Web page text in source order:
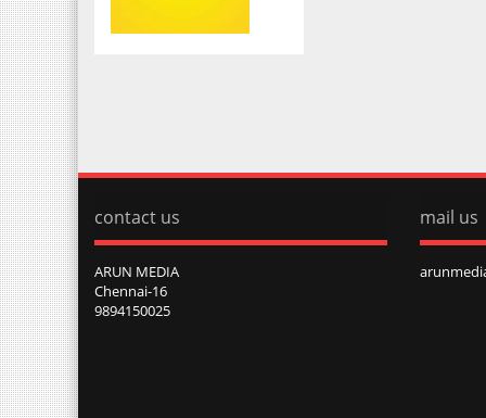
contact us
ARUN MEDIA
Chennai-16
9894150025
mail us